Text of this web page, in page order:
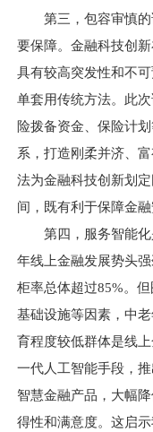
第三，包容审慎的
要保障。金融科技创
具有较高突发性和不
单套用传统方法。此
险拨备资金、保险计
系，打造刚柔并济、
法为金融科技创新划
间，既有利于保障金
第四，服务智能化
年线上金融发展势头
柜率总体超过85%。
基础设施等因素，中
育程度较低群体是线
一代人工智能手段，
智慧金融产品，大幅
得性和满意度。这启